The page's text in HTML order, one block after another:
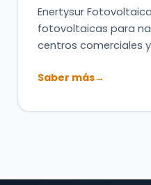
Enertysur
fotovoltaicas para
centros comerciales
Saber más→